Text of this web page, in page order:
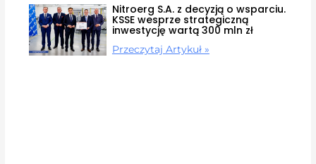
Nitroerg S.A. z decyzją o wsparciu.
KSSE wesprze strategiczną
inwestycję wartą 300 mln zł
Przeczytaj Artykuł »